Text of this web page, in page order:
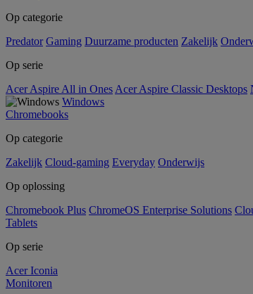
Op categorie
Predator Gaming Duurzame producten Zakelijk
Op serie
Acer Aspire All in Ones Acer Aspire Classic Desktops
Windows
Chromebooks
Op categorie
Zakelijk Cloud-gaming Everyday Onderwijs
Op oplossing
Chromebook Plus ChromeOS Enterprise Solutions
Tablets
Op serie
Acer Iconia
Monitoren